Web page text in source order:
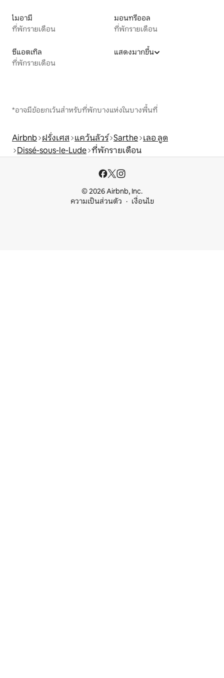
ไมอามี
ที่พักรายเดือน
มอนทรีออล
ที่พักรายเดือน
ซีแอตเทิล
ที่พักรายเดือน
แสดงมากขึ้น
*อาจมีข้อยกเว้นสำหรับที่พักบางแห่งในบางพื้นที่
Airbnb ฝรั่งเศส แคว้นลัวร์ Sarthe เลอ ลูด
Dissé-sous-le-Lude ที่พักรายเดือน
© 2026 Airbnb, Inc.
ความเป็นส่วนตัว
เงื่อนไข